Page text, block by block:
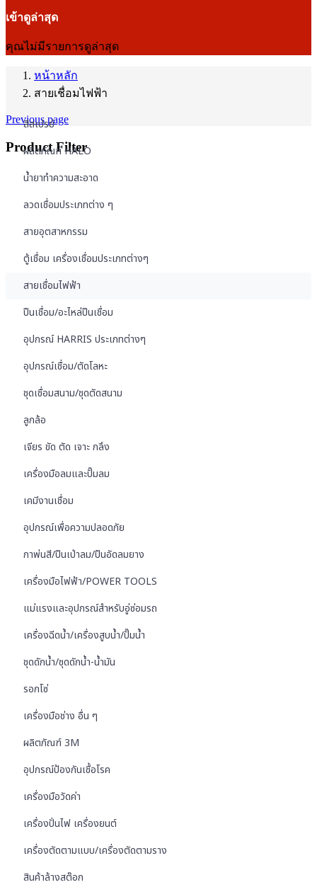
เข้าดูล่าสุด
คุณไม่มีรายการดูล่าสุด
หน้าหลัก
สายเชื่อมไฟฟ้า
Previous page
Product Filter
สีสเปรย์
ผลิตภัณฑ์ HALO
น้ำยาทำความสะอาด
ลวดเชื่อมประเภทต่าง ๆ
สายอุตสาหกรรม
ตู้เชื่อม เครื่องเชื่อมประเภทต่างๆ
สายเชื่อมไฟฟ้า
ปืนเชื่อม/อะไหล่ปืนเชื่อม
อุปกรณ์ HARRIS ประเภทต่างๆ
อุปกรณ์เชื่อม/ตัดโลหะ
ชุดเชื่อมสนาม/ชุดตัดสนาม
ลูกล้อ
เจียร ขัด ตัด เจาะ กลึง
เครื่องมือลมและปั๊มลม
เคมีงานเชื่อม
อุปกรณ์เพื่อความปลอดภัย
กาพ่นสี/ปืนเป่าลม/ปืนอัดลมยาง
เครื่องมือไฟฟ้า/POWER TOOLS
แม่แรงและอุปกรณ์สำหรับอู่ซ่อมรถ
เครื่องฉีดน้ำ/เครื่องสูบน้ำ/ปั๊มน้ำ
ชุดดักน้ำ/ชุดดักน้ำ-น้ำมัน
รอกโซ่
เครื่องมือช่าง อื่น ๆ
ผลิตภัณฑ์ 3M
อุปกรณ์ป้องกันเชื้อโรค
เครื่องมือวัดค่า
เครื่องปั่นไฟ เครื่องยนต์
เครื่องตัดตามแบบ/เครื่องตัดตามราง
สินค้าล้างสต๊อก